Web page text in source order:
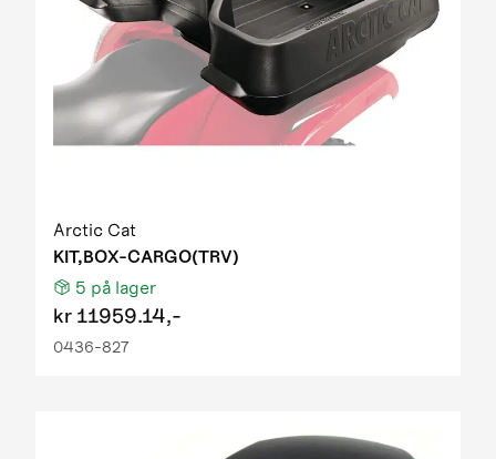
Arctic Cat
KIT,BOX-CARGO(TRV)
5 på lager
kr 11959.14,-
0436-827